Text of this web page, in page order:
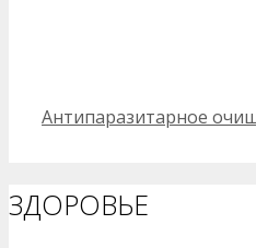
Рубрики
Антипаразитарное
ЗДОРОВЬЕ